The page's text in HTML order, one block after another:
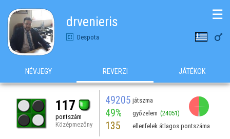
drvenieris
Despota 
☰
NÉVJEGY REVERZI JÁTÉKOK
117
pontszám
Középmezőny
49205 játszma
49% győzelem (24051)
135 ellenfelek átlagos pontszáma